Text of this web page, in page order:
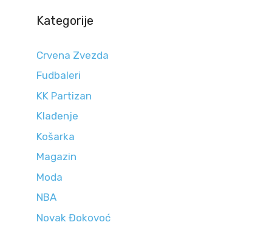
Kategorije
Crvena Zvezda
Fudbaleri
KK Partizan
Klađenje
Košarka
Magazin
Moda
NBA
Novak Đokovoć